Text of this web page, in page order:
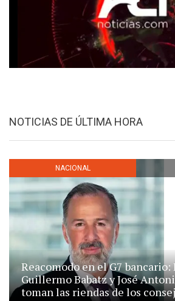
NOTICIAS DE ÚLTIMA HORA
NACIONAL
Reacomodo en el G7 bancario:
Guillermo Babatz y José
toman las riendas de los